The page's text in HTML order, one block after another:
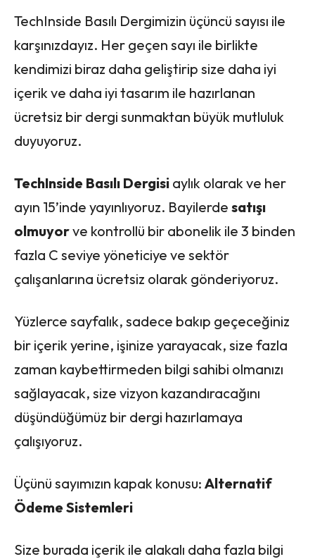
TechInside Basılı Dergimizin üçüncü sayısı ile
karşınızdayız. Her geçen sayı ile birlikte
kendimizi biraz daha geliştirip size daha iyi
içerik ve daha iyi tasarım ile hazırlanan
ücretsiz bir dergi sunmaktan büyük mutluluk
duyuyoruz.
TechInside Basılı Dergisi aylık olarak ve her
ayın 15’inde yayınlıyoruz. Bayilerde satışı
olmuyorve kontrollü bir abonelik ile 3 binden
fazla C seviye yöneticiye ve sektör
çalışanlarına ücretsiz olarak gönderiyoruz.
Yüzlerce sayfalık, sadece bakıp geçeceğiniz
bir içerik yerine, işinize yarayacak, size fazla
zaman kaybettirmeden bilgi sahibi olmanızı
sağlayacak, size vizyon kazandıracağını
düşündüğümüz bir dergi hazırlamaya
çalışıyoruz.
Üçünü sayımızın kapak konusu: Alternatif
Ödeme Sistemleri
Size burada içerik ile alakalı daha fazla bilgi